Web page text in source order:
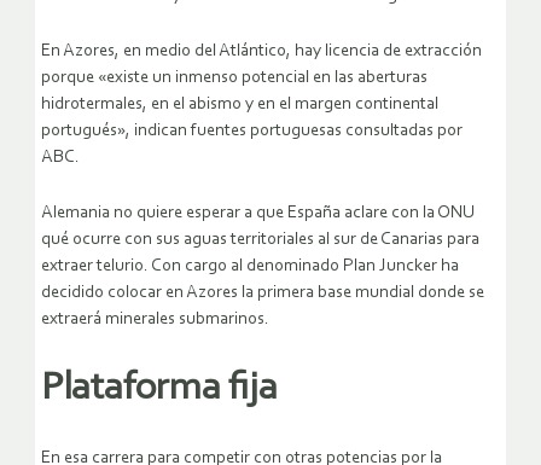
En Azores, en medio del Atlántico, hay licencia de extracción
porque «existe un inmenso potencial en las aberturas
hidrotermales, en el abismo y en el margen continental
portugués», indican fuentes portuguesas consultadas por
ABC.
Alemania no quiere esperar a que España aclare con la ONU
qué ocurre con sus aguas territoriales al sur de Canarias para
extraer telurio. Con cargo al denominado Plan Juncker ha
decidido colocar en Azores la primera base mundial donde se
extraerá minerales submarinos.
Plataforma fija
En esa carrera para competir con otras potencias por la